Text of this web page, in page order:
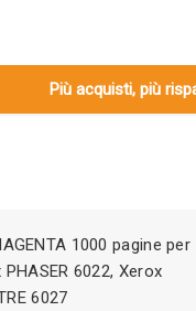
Più acquisti, più
1000 pagine per
6022, Xerox
6027